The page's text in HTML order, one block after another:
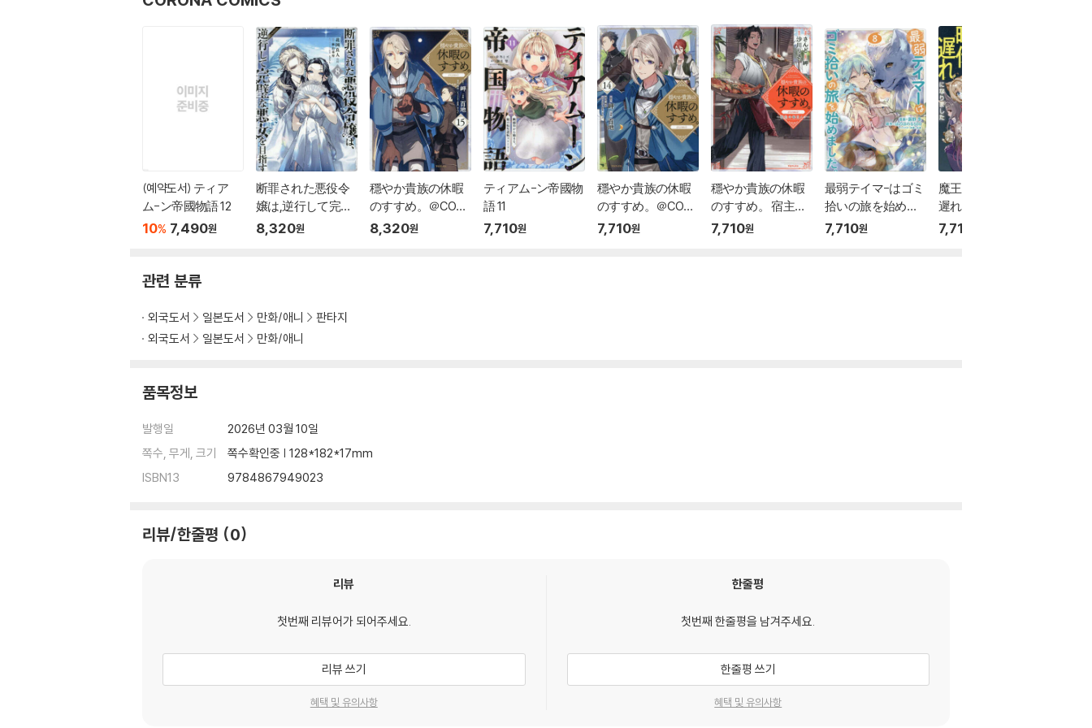
(예약도서) ティア
ム-ン帝國物語 12
10% 7,490원
断罪された悪役令
嬢は,逆行して完璧
な悪女を目指す＠C
8,320원
穩やか貴族の休暇
のすすめ。＠COMI
C 15
8,320원
ティアム-ン帝國物
語 11
7,710원
穩やか貴族の休暇
のすすめ。＠COMI
C 14
7,710원
穩やか貴族の休暇
のすすめ。 宿主の
7,710원
最弱テイマ-はゴミ
拾いの旅を始めま
した。@COMIC 8
7,710원
魔王と勇者が時代
遲れになりました
7,710
관련 분류
외국도서 일본도서 만화/애니
판타지
외국도서
일본도서 만화/애니
품목정보
발행일
2026년 03월 10일
쪽수, 무게, 크기
쪽수확인중 | 128*182*17mm
ISBN13
9784867949023
리뷰/한줄평 0
리뷰
첫번째 리뷰어가 되어주세요.
리뷰 쓰기
혜택 및 유의사항
한줄평
첫번째 한줄평을 남겨주세요.
한줄평 쓰기
혜택 및 유의사항